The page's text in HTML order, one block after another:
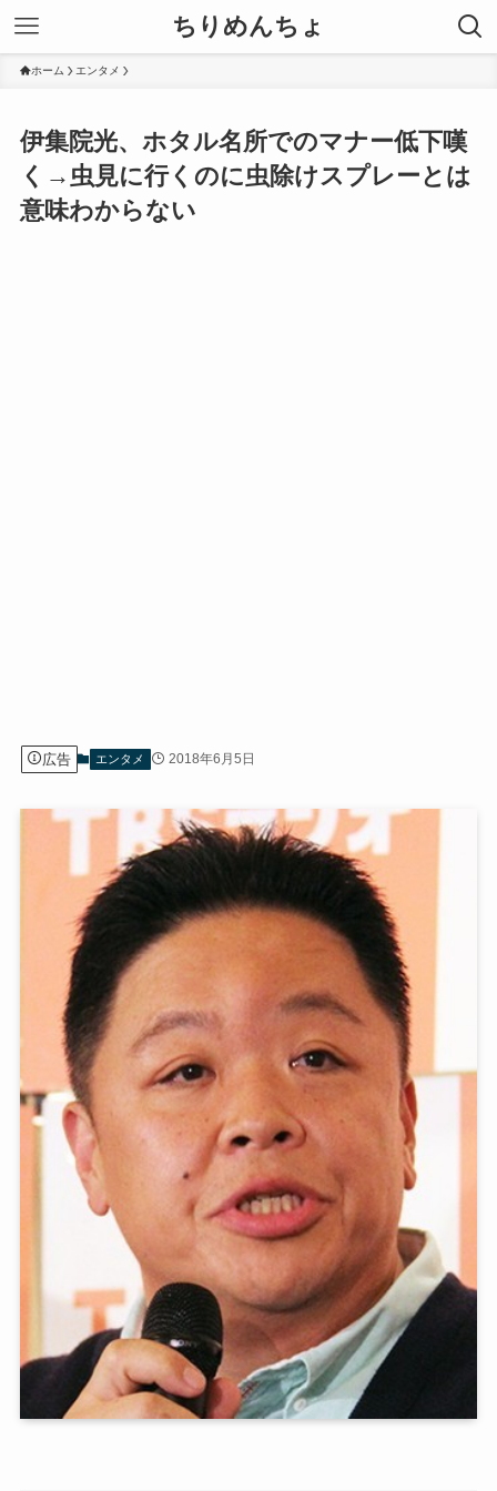
ちりめんちょ
ホーム エンタメ
伊集院光、ホタル名所でのマナー低下嘆
く→虫見に行くのに虫除けスプレーとは
意味わからない
広告 エンタメ 2018年6月5日